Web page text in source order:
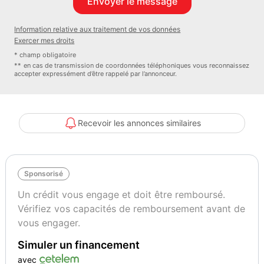
Information relative aux traitement de vos données
Exercer mes droits
* champ obligatoire
** en cas de transmission de coordonnées téléphoniques vous reconnaissez
accepter expressément d’être rappelé par l’annonceur.
Recevoir les annonces similaires
Sponsorisé
Un crédit vous engage et doit être remboursé.
Vérifiez vos capacités de remboursement avant de
vous engager.
Simuler un financement
avec